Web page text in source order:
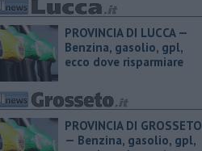
PROVINCIA DI LUCCA — ​
Benzina, gasolio, gpl,
ecco dove risparmiare
PROVINCIA DI GROSSETO
— ​Benzina, gasolio, gpl,